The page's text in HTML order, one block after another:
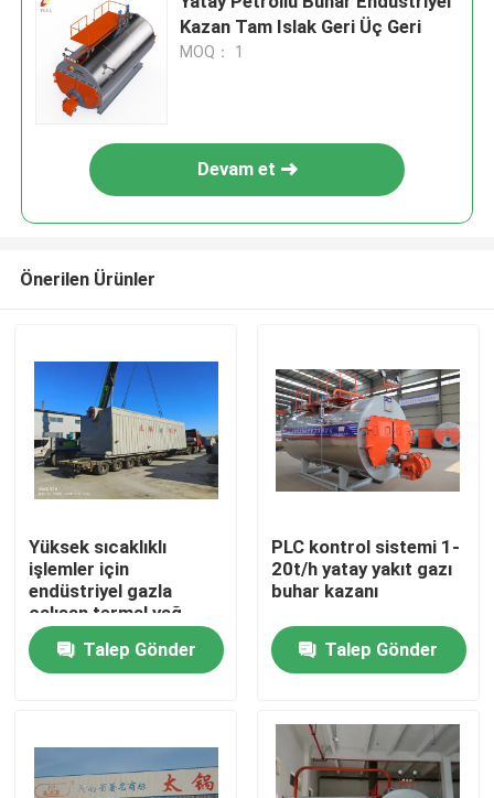
Ev
videolar
Kazan Tam Islak Geri Üç Geri
MOQ： 1
Devam et
Önerilen Ürünler
Yüksek sıcaklıklı
işlemler için
endüstriyel gazla
çalışan termal yağ
kazanı
Talep Gönder
PLC kontrol sistemi 1-
20t/h yatay yakıt gazı
buhar kazanı
Talep Gönder